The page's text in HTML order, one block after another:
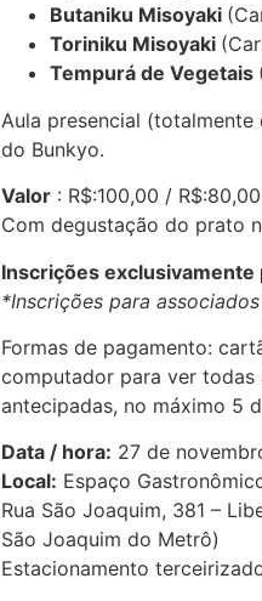
Butaniku Misoyaki
Toriniku Misoyaki
Tempurá de Vegetais
Aula presencial
do Bunkyo.
Valor : R$:100,00 /
Com degustação do prato
Inscrições exclusivamente
*Inscrições para associados
Formas de pagamento:
computador para ver todas
antecipadas, no máximo 5
Data / hora: 27 de
Local: Espaço
Rua São Joaquim, 381 –
São Joaquim do Metrô)
Estacionamento